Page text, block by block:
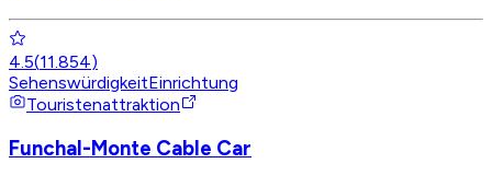
4.5(11.854)
SehenswürdigkeitEinrichtung
Touristenattraktion
Funchal-Monte Cable Car